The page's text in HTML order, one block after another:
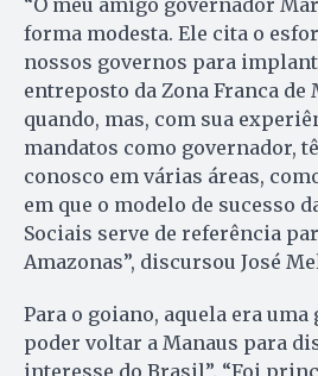
“O meu amigo governador
forma modesta. Ele cita o
nossos governos para
entreposto da Zona Franca de
quando, mas, com sua
mandatos como governador,
conosco em várias áreas,
em que o modelo de sucesso
Sociais serve de referência
Amazonas”, discursou José
Para o goiano, aquela era
poder voltar a Manaus para